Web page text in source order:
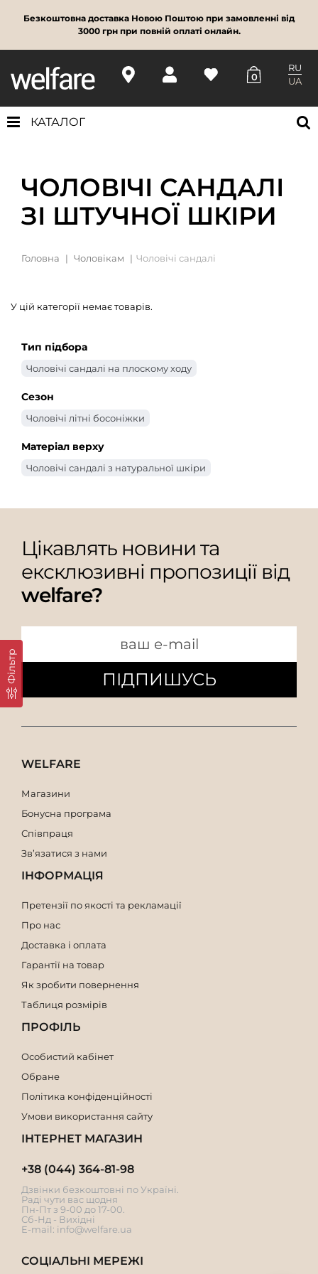
Безкоштовна доставка Новою Поштою при замовленні від
3000 грн при повній оплаті онлайн.
0
RU
UA
КАТАЛОГ
ЧОЛОВІЧІ САНДАЛІ
ЗІ ШТУЧНОЇ ШКІРИ
Головна Чоловікам Чоловічі сандалі
Фільтр
У цій категорії немає товарів.
Тип підбора
Чоловічі сандалі на плоскому ходу
Сезон
Чоловічі літні босоніжки
Матеріал верху
Чоловічі сандалі з натуральної шкіри
Цікавлять новини та
ексклюзивні пропозиції від
welfare?
ПІДПИШУСЬ
WELFARE
Магазини
Бонусна програма
Співпраця
Зв’язатися з нами
ІНФОРМАЦІЯ
Претензії по якості та рекламації
Про нас
Доставка і оплата
Гарантії на товар
Як зробити повернення
Таблиця розмірів
ПРОФІЛЬ
Особистий кабінет
Обране
Політика конфіденційності
Умови використання сайту
ІНТЕРНЕТ МАГАЗИН
+38 (044) 364-81-98
Дзвінки безкоштовні по Україні.
Раді чути вас щодня
Пн-Пт з 9-00 до 17-00.
Сб-Нд - Вихідні
E-mail: info@welfare.ua
СОЦІАЛЬНІ МЕРЕЖІ